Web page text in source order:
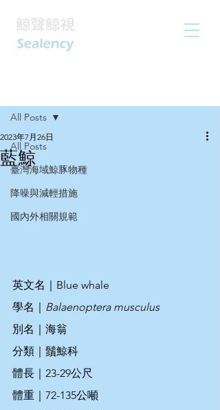
All Posts
臺灣海域鯨豚物種
降噪與減輕措施
國內外相關規範
All Posts
藍鯨
2023年7月26日
英文名｜Blue whale
學名｜ Balaenoptera musculus
別名｜海翁
分類｜鬚鯨科
體長｜23-29公尺
體重｜72-135公噸